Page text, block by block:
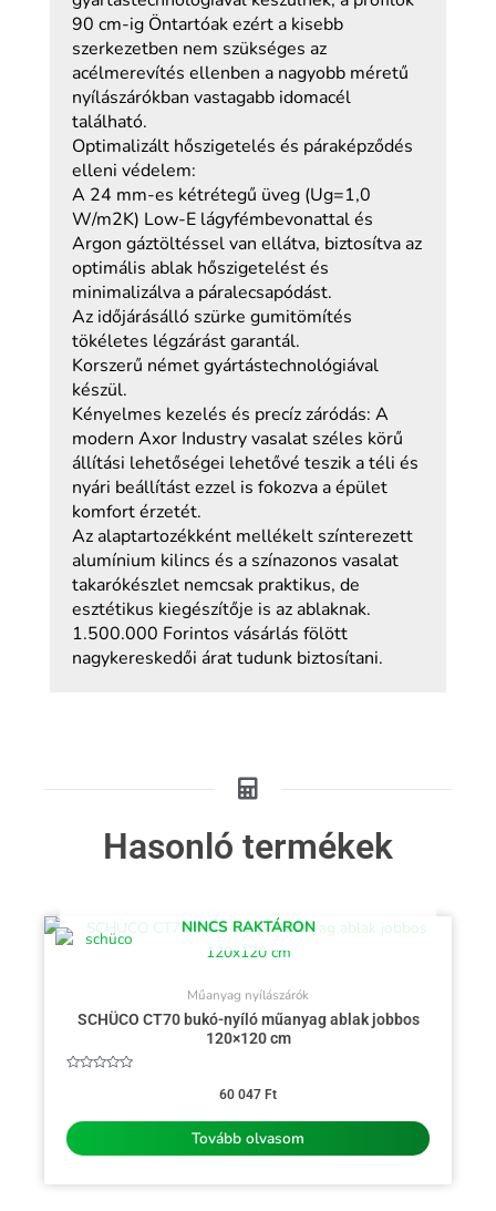
90 cm-ig Öntartóak ezért a kisebb
szerkezetben nem szükséges az
acélmerevítés ellenben a nagyobb méretű
nyílászárókban vastagabb idomacél
található.
Optimalizált hőszigetelés és páraképződés
elleni védelem:
A 24 mm-es kétrétegű üveg (Ug=1,0
W/m2K) Low-E lágyfémbevonattal és
Argon gáztöltéssel van ellátva, biztosítva az
optimális ablak hőszigetelést és
minimalizálva a páralecsapódást.
Az időjárásálló szürke gumitömítés
tökéletes légzárást garantál.
Korszerű német gyártástechnológiával
készül.
Kényelmes kezelés és precíz záródás: A
modern Axor Industry vasalat széles körű
állítási lehetőségei lehetővé teszik a téli és
nyári beállítást ezzel is fokozva a épület
komfort érzetét.
Az alaptartozékként mellékelt színterezett
alumínium kilincs és a színazonos vasalat
takarókészlet nemcsak praktikus, de
esztétikus kiegészítője is az ablaknak.
1.500.000 Forintos vásárlás fölött
nagykereskedői árat tudunk biztosítani.
Hasonló termékek
NINCS RAKTÁRON
Műanyag nyílászárók
SCHÜCO CT70 bukó-nyíló műanyag ablak jobbos
120×120 cm
60 047 Ft
Tovább olvasom